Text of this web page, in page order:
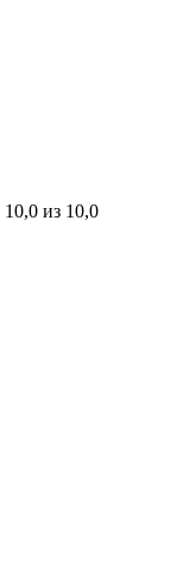
10,0 из 10,0